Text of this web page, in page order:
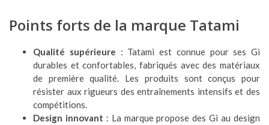
Points forts de la marque Tatami
Qualité supérieure : Tatami est connue pour ses Gi
durables et confortables, fabriqués avec des matériaux
de première qualité. Les produits sont conçus pour
résister aux rigueurs des entraînements intensifs et des
compétitions.
Design innovant : La marque propose des Gi au design